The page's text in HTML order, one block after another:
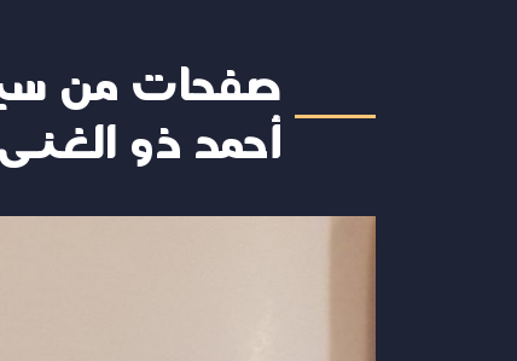
صفحات من
أحمد ذو الغنى